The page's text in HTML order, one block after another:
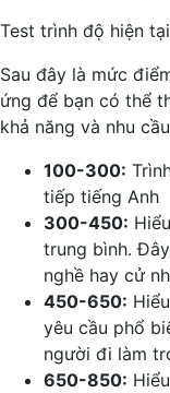
Test trình độ hiện
Sau đây là mức
ứng để bạn có thể
khả năng và nhu
100-300:
tiếp tiếng Anh
300-450:
trung bình.
nghề hay cử
450-650:
yêu cầu phổ
người đi làm
650-850: